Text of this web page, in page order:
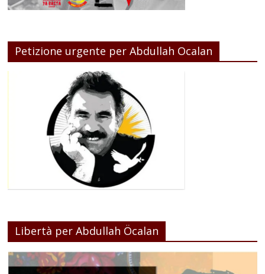
Petizione urgente per Abdullah Ocalan
Libertà per Abdullah Öcalan